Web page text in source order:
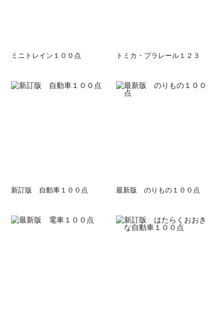
ミニトレイン１００点 トミカ・プラレール１２３
新訂版 自動車１００点 最新版 のりもの１００点